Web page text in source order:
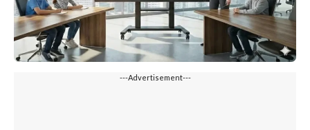
---Advertisement---